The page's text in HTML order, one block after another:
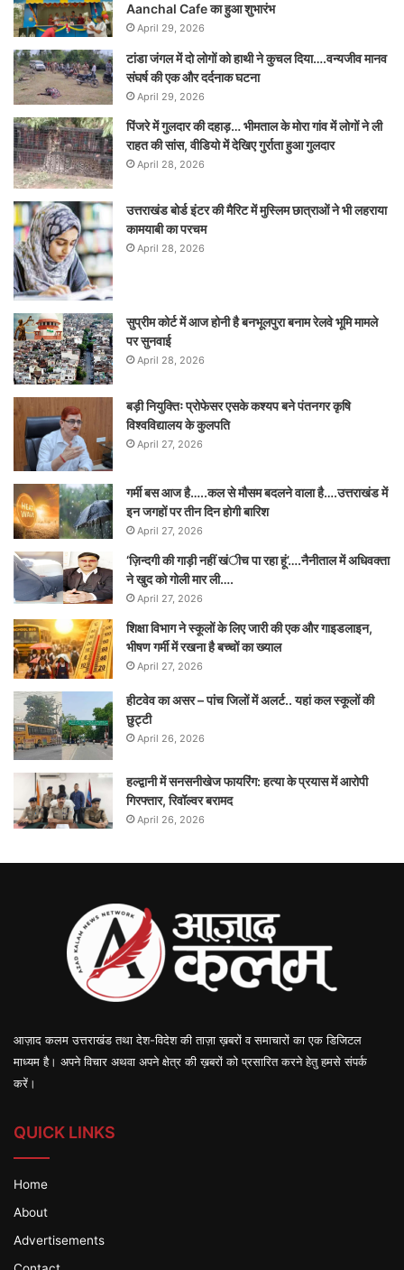
Aanchal Cafe का हुआ शुभारंभ
April 29, 2026
टांडा जंगल में दो लोगों को हाथी ने कुचल दिया….वन्यजीव मानव
संघर्ष की एक और दर्दनाक घटना
April 29, 2026
पिंजरे में गुलदार की दहाड़… भीमताल के मोरा गांव में लोगों ने ली
राहत की सांस, वीडियो में देखिए गुर्राता हुआ गुलदार
April 28, 2026
उत्तराखंड बोर्ड इंटर की मैरिट में मुस्लिम छात्राओं ने भी लहराया
कामयाबी का परचम
April 28, 2026
सुप्रीम कोर्ट में आज होनी है बनभूलपुरा बनाम रेलवे भूमि मामले
पर सुनवाई
April 28, 2026
बड़ी नियुक्तिः प्रोफेसर एसके कश्यप बने पंतनगर कृषि
विश्वविद्यालय के कुलपति
April 27, 2026
गर्मी बस आज है…..कल से मौसम बदलने वाला है….उत्तराखंड में
इन जगहों पर तीन दिन होगी बारिश
April 27, 2026
‘ज़िन्दगी की गाड़ी नहीं खंीच पा रहा हूं’….नैनीताल में अधिवक्ता
ने खुद को गोली मार ली….
April 27, 2026
शिक्षा विभाग ने स्कूलों के लिए जारी की एक और गाइडलाइन,
भीषण गर्मी में रखना है बच्चों का ख्याल
April 27, 2026
हीटवेव का असर – पांच जिलों में अलर्ट.. यहां कल स्कूलों की
छुट्टी
April 26, 2026
हल्द्वानी में सनसनीखेज फायरिंग: हत्या के प्रयास में आरोपी
गिरफ्तार, रिवॉल्वर बरामद
April 26, 2026
आज़ाद कलम उत्तराखंड तथा देश-विदेश की ताज़ा ख़बरों व समाचारों का एक डिजिटल
माध्यम है। अपने विचार अथवा अपने क्षेत्र की ख़बरों को प्रसारित करने हेतु हमसे संपर्क
करें।
QUICK LINKS
Home
About
Advertisements